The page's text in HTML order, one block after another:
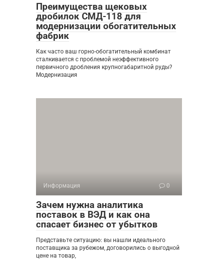
Преимущества щековых
дробилок СМД-118 для
модернизации обогатительных
фабрик
Как часто ваш горно-обогатительный комбинат
сталкивается с проблемой неэффективного
первичного дробления крупногабаритной руды?
Модернизация
Информация 0
Зачем нужна аналитика
поставок в ВЭД и как она
спасает бизнес от убытков
Представьте ситуацию: вы нашли идеального
поставщика за рубежом, договорились о выгодной
цене на товар,